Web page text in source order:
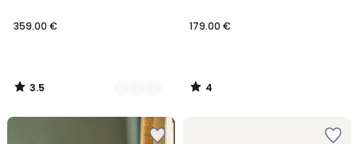
359.00 €
3.5
/
179.00 €
4
/